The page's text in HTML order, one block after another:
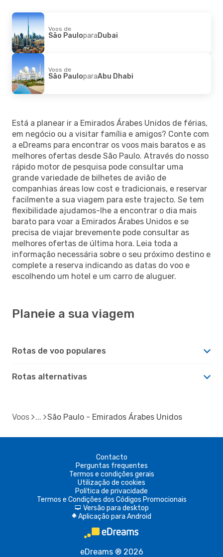
Voos de
São PauloparaDubai
Voos de
São PauloparaAbu Dhabi
Está a planear ir a Emirados Árabes Unidos de férias,
em negócio ou a visitar família e amigos? Conte com
a eDreams para encontrar os voos mais baratos e as
melhores ofertas desde São Paulo. Através do nosso
rápido motor de pesquisa pode consultar uma
grande variedade de bilhetes de avião de
companhias áreas low cost e tradicionais, e reservar
facilmente a sua viagem para este trajecto. Se tem
flexibilidade ajudamos-lhe a encontrar o dia mais
barato para voar a Emirados Árabes Unidos e se
precisa de viajar brevemente pode consultar as
melhores ofertas de última hora. Leia toda a
informação necessária sobre o seu próximo destino e
complete a reserva indicando as datas do voo e
escolhendo um hotel e um carro de aluguer.
Planeie a sua viagem
Rotas de voo populares
Rotas alternativas
Voos São Paulo - Emirados Árabes Unidos
Contacto
Perguntas frequentes
Termos e condições gerais
Utilização de cookies
Política de privacidade
Termos e Condições dos Códigos Promocionais
d Versão para desktop
A Aplicação para Android
eDreams ® 2026